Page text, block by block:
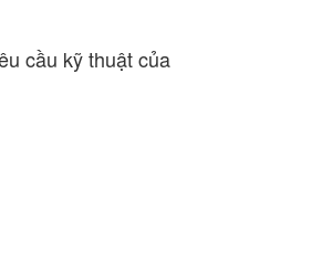
cầu kỹ thuật của